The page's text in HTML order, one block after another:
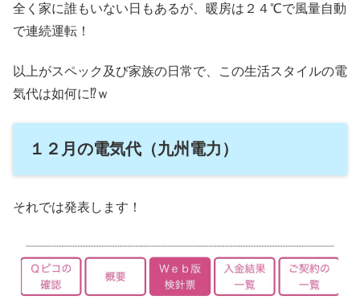
全く家に誰もいない日もあるが、暖房は２４℃で風量自動
で連続運転！
以上がスペック及び家族の日常で、この生活スタイルの電
気代は如何に⁉ｗ
１２月の電気代（九州電力）
それでは発表します！